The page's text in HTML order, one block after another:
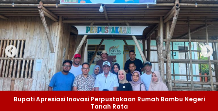
Bupati Apresiasi Inovasi Perpustakaan Rumah Bambu Negeri
Tanah Rata